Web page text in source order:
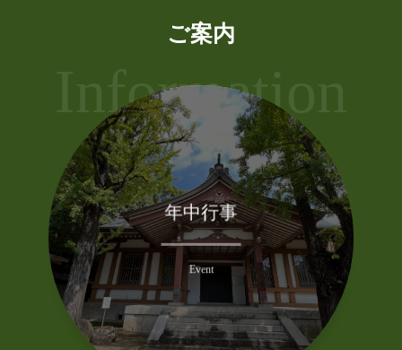
ご案内
Information
年中行事
Event
一年を通じ、様々な年中行事を行っております